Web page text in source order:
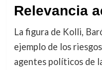
Relevancia
La figura de Kolli,
ejemplo de los
agentes políticos de